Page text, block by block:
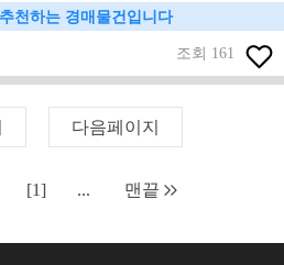
천하는 경매물건입니다
조회 161
다음페이지
[1] ... 맨끝